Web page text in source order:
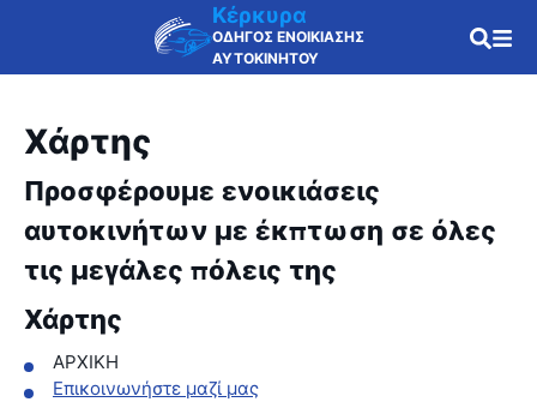
Κέρκυρα
ΟΔΗΓΟΣ ΕΝΟΙΚΙΑΣΗΣ
ΑΥΤΟΚΙΝΗΤΟΥ
Χάρτης
Προσφέρουμε ενοικιάσεις
αυτοκινήτων με έκπτωση σε όλες
τις μεγάλες πόλεις της
Χάρτης
ΑΡΧΙΚΗ
Επικοινωνήστε μαζί μας